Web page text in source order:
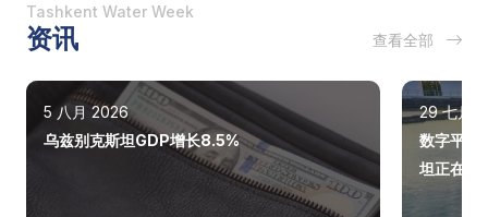
Tashkent Water Week
资讯 查看全部
5 八月 2026
乌兹别克斯坦GDP增长8.5%
29 七月
数字平台
坦正在改